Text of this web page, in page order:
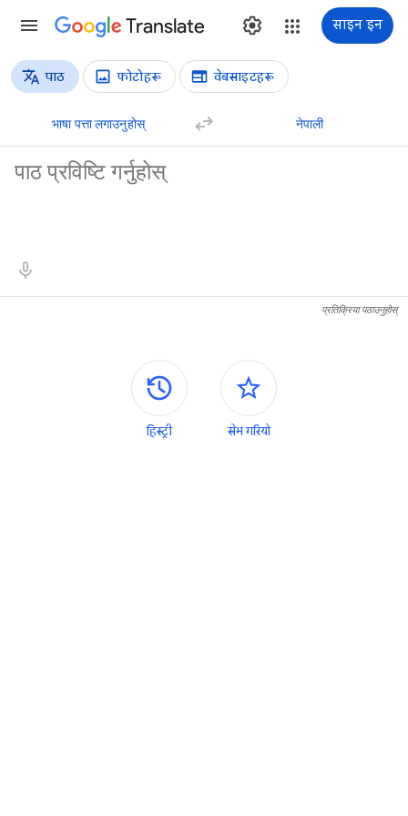
Translate साइन इन
अनुवादका प्रकारहरू
पाठ फोटोहरू वेबसाइटहरू
भाषा पत्ता लगाउनुहोस् नेपाली
प्रतिक्रिया पठाउनुहोस्
किनाराका प्यानलहरू
हिस्ट्री सेभ गरियो